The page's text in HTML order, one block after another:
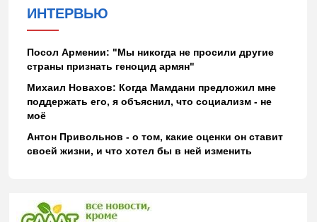
ИНТЕРВЬЮ
Посол Армении: "Мы никогда не просили другие
страны признать геноцид армян"
Михаил Новахов: Когда Мамдани предложил мне
поддержать его, я объяснил, что социализм - не
моё
Антон Привольнов - о том, какие оценки он ставит
своей жизни, и что хотел бы в ней изменить